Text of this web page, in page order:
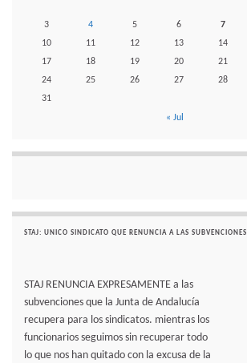
3
4 5 6 7
10
11 12 13 14
17
18 19 20 21
24
25 26 27 28
31
« Jul
STAJ: UNICO SINDICATO QUE RENUNCIA A LAS SUBVENCIONES
STAJ RENUNCIA EXPRESAMENTE a las
subvenciones que la Junta de Andalucía
recupera para los sindicatos. mientras los
funcionarios seguimos sin recuperar todo
lo que nos han quitado con la excusa de la